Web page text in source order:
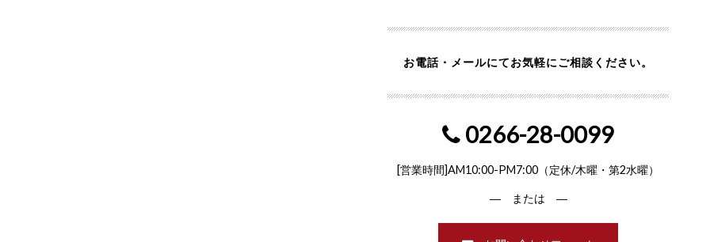
お電話・メールにてお気軽にご相談ください。
0266-28-0099
[営業時間]AM10:00-PM7:00（定休/木曜・第2水曜）
― または ―